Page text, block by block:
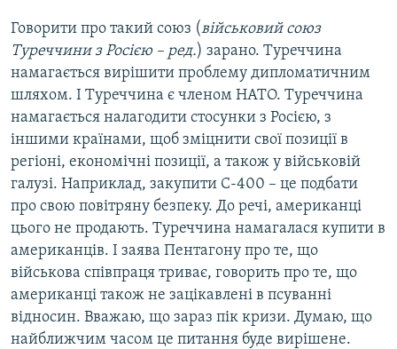
Говорити про такий союз (військовий союз
Туреччини з Росією – ред.) зарано. Туреччина
намагається вирішити проблему дипломатичним
шляхом. І Туреччина є членом НАТО. Туреччина
намагається налагодити стосунки з Росією, з
іншими країнами, щоб зміцнити свої позиції в
регіоні, економічні позиції, а також у військовій
галузі. Наприклад, закупити С-400 – це подбати
про свою повітряну безпеку. До речі, американці
цього не продають. Туреччина намагалася купити в
американців. І заява Пентагону про те, що
військова співпраця триває, говорить про те, що
американці також не зацікавлені в псуванні
відносин. Вважаю, що зараз пік кризи. Думаю, що
найближчим часом це питання буде вирішене.